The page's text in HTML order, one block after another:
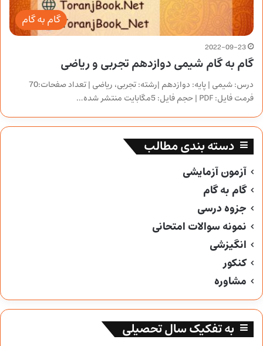
گام به گام
2022-09-23
گام به گام شیمی دوازدهم تجربی و ریاضی
درس: شیمی | پایه: دوازدهم |رشته: تجربی، ریاضی | تعداد صفحات:70
فرمت فایل: PDF | حجم فایل: 5مگابایت منتشر شده…
دسته بندی مطالب
آزمون آزمایشی
گام به گام
جزوه درسی
نمونه سوالات امتحانی
انگیزشی
کنکور
مشاوره
به تفکیک سال تحصیلی